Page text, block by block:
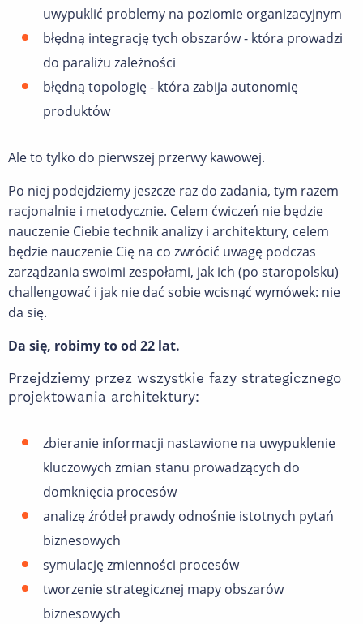
uwypuklić problemy na poziomie organizacyjnym
błędną integrację tych obszarów - która prowadzi
do paraliżu zależności
błędną topologię - która zabija autonomię
produktów
Ale to tylko do pierwszej przerwy kawowej.
Po niej podejdziemy jeszcze raz do zadania, tym razem
racjonalnie i metodycznie. Celem ćwiczeń nie będzie
nauczenie Ciebie technik analizy i architektury, celem
będzie nauczenie Cię na co zwrócić uwagę podczas
zarządzania swoimi zespołami, jak ich (po staropolsku)
challengować i jak nie dać sobie wcisnąć wymówek: nie
da się.
Da się, robimy to od 22 lat.
Przejdziemy przez wszystkie fazy strategicznego
projektowania architektury:
zbieranie informacji nastawione na uwypuklenie
kluczowych zmian stanu prowadzących do
domknięcia procesów
analizę źródeł prawdy odnośnie istotnych pytań
biznesowych
symulację zmienności procesów
tworzenie strategicznej mapy obszarów
biznesowych